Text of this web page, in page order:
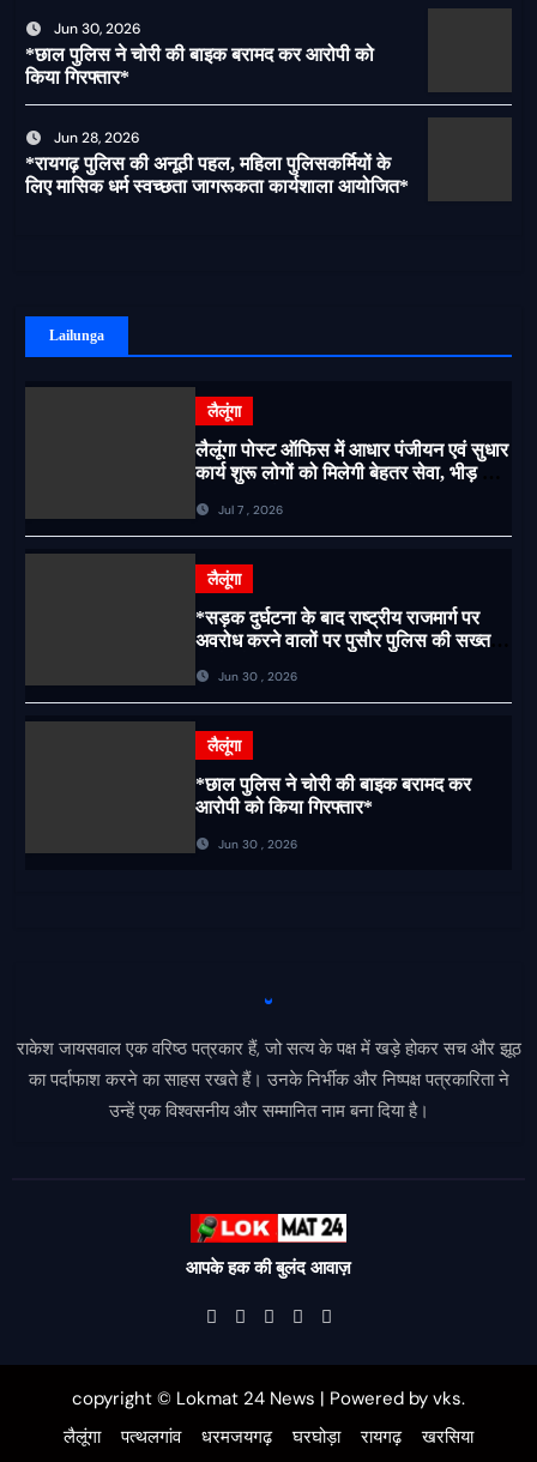
Jun 30, 2026
*छाल पुलिस ने चोरी की बाइक बरामद कर आरोपी को
किया गिरफ्तार*
Jun 28, 2026
*रायगढ़ पुलिस की अनूठी पहल, महिला पुलिसकर्मियों के
लिए मासिक धर्म स्वच्छता जागरूकता कार्यशाला आयोजित*
Lailunga
लैलूंगा
लैलूंगा पोस्ट ऑफिस में आधार पंजीयन एवं सुधार
कार्य शुरू लोगों को मिलेगी बेहतर सेवा, भीड़ से
Jul 7 , 2026
लैलूंगा
*सड़क दुर्घटना के बाद राष्ट्रीय राजमार्ग पर
अवरोध करने वालों पर पुसौर पुलिस की सख्त
Jun 30 , 2026
लैलूंगा
*छाल पुलिस ने चोरी की बाइक बरामद कर
आरोपी को किया गिरफ्तार*
Jun 30 , 2026
राकेश जायसवाल एक वरिष्ठ पत्रकार हैं, जो सत्य के पक्ष में खड़े होकर सच और झूठ
का पर्दाफाश करने का साहस रखते हैं। उनके निर्भीक और निष्पक्ष पत्रकारिता ने
उन्हें एक विश्वसनीय और सम्मानित नाम बना दिया है।
आपके हक की बुलंद आवाज़
copyright © Lokmat 24 News | Powered by vks.
लैलूंगा
पत्थलगांव धरमजयगढ़ घरघोड़ा रायगढ़ खरसिया